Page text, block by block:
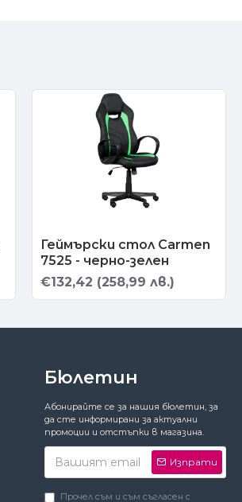
Геймърски стол Carmen
7525 - черно-зелен
€132,42 (258,99 лв.)
Бюлетин
Абонирайте се за нашия бюлетин, за
да сте информирани за актуални
промоции и отстъпки в магазина.
Изпрати
Прочел съм и съм съгласен с